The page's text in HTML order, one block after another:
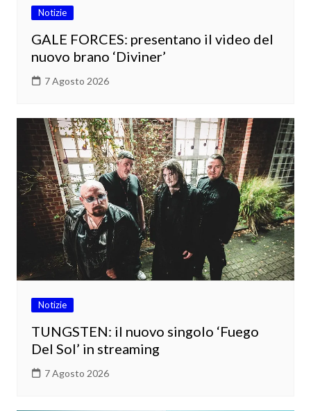
Notizie
GALE FORCES: presentano il video del
nuovo brano ‘Diviner’
7 Agosto 2026
Notizie
TUNGSTEN: il nuovo singolo ‘Fuego
Del Sol’ in streaming
7 Agosto 2026